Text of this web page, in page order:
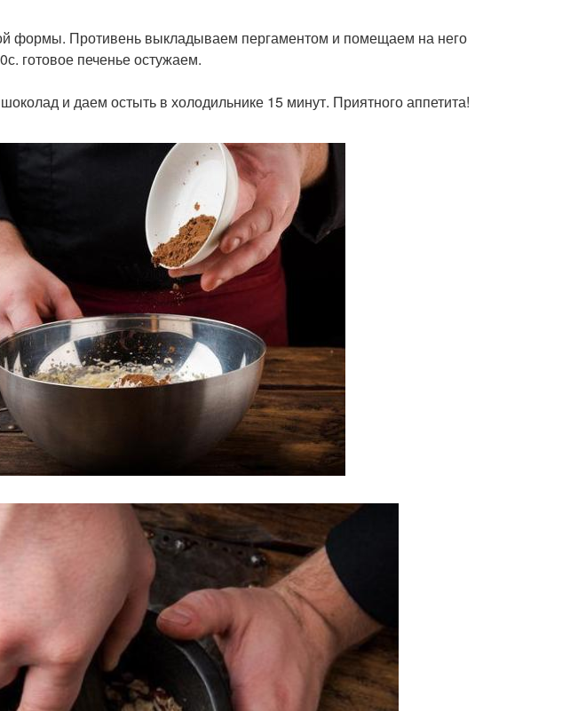
формы. Противень выкладываем пергаментом и помещаем на него
готовое печенье остужаем.
и даем остыть в холодильнике 15 минут. Приятного аппетита!